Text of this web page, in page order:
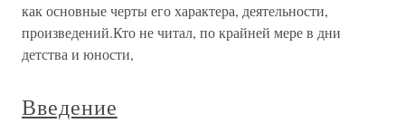
как основные черты его характера, деятельности,
произведений.Кто не читал, по крайней мере в дни
детства и юности,
Введение